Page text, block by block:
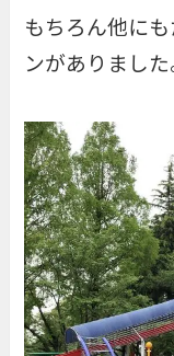
もちろん他に
ンがありました